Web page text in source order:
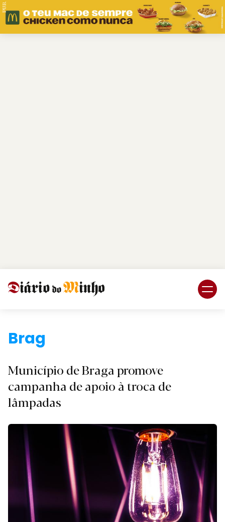
PUB.
Braga.
Município de Braga promove
campanha de apoio à troca de
lâmpadas